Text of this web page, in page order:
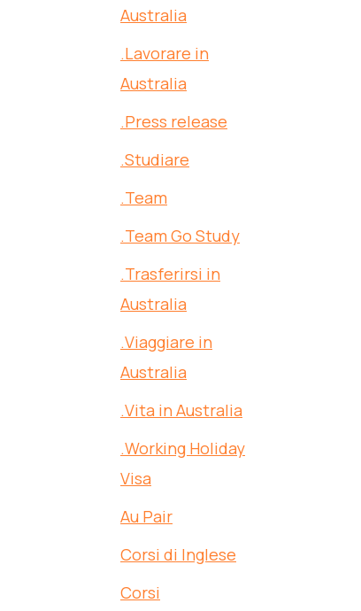
Australia
.Lavorare in
Australia
.Press release
.Studiare
.Team
.Team Go Study
.Trasferirsi in
Australia
.Viaggiare in
Australia
.Vita in Australia
.Working Holiday
Visa
Au Pair
Corsi di Inglese
Corsi